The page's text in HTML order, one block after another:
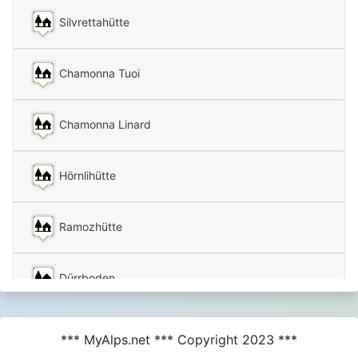
Silvrettahütte
Chamonna Tuoi
Chamonna Linard
Hörnlihütte
Ramozhütte
Dürrboden
*** MyAlps.net *** Copyright 2023 ***